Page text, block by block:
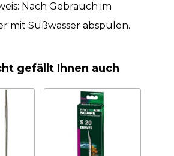
Nach Gebrauch im
mit Süßwasser abspülen.
gefällt Ihnen auch